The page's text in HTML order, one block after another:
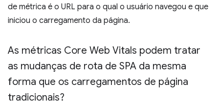
de métrica é o URL para o qual o usuário navegou e que
iniciou o carregamento da página.
As métricas Core Web Vitals podem tratar
as mudanças de rota de SPA da mesma
forma que os carregamentos de página
tradicionais?